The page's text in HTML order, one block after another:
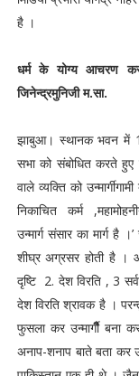
है ।
धर्म के योग्य आचरण
जिनेन्द्रमुनिजी म.सा.
झाबुआ। स्थानक भवन में
सभा को संबोधित करते हुए
वाले व्यक्ति को
निकाचित कर्म
उन्मार्ग संसार का मार्ग है
शीघ्र अग्रसर होती है
दृष्टि 2. देश विरति , 3
देश विरति श्रावक है ।
फुसला कर उन्मार्गीैैै
अनाप-शनाप बाते बता